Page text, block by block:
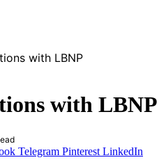
with LBNP
with LBNP
Telegram Pinterest LinkedIn